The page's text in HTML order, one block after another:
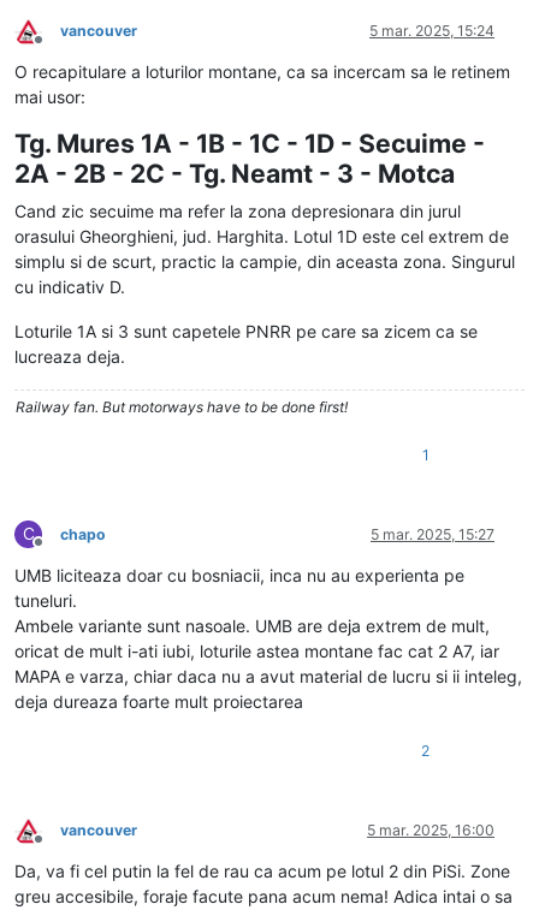
Deconectat
vancouver 5 mar. 2025, 15:24
O recapitulare a loturilor montane, ca sa incercam sa le retinem
mai usor:
Tg. Mures 1A - 1B - 1C - 1D - Secuime -
2A - 2B - 2C - Tg. Neamt - 3 - Motca
Cand zic secuime ma refer la zona depresionara din jurul
orasului Gheorghieni, jud. Harghita. Lotul 1D este cel extrem de
simplu si de scurt, practic la campie, din aceasta zona. Singurul
cu indicativ D.
Loturile 1A si 3 sunt capetele PNRR pe care sa zicem ca se
lucreaza deja.
Railway fan. But motorways have to be done first!
1
C
Deconectat
chapo 5 mar. 2025, 15:27
UMB liciteaza doar cu bosniacii, inca nu au experienta pe
tuneluri.
Ambele variante sunt nasoale. UMB are deja extrem de mult,
oricat de mult i-ati iubi, loturile astea montane fac cat 2 A7, iar
MAPA e varza, chiar daca nu a avut material de lucru si ii inteleg,
deja dureaza foarte mult proiectarea
2
Deconectat
vancouver 5 mar. 2025, 16:00
Da, va fi cel putin la fel de rau ca acum pe lotul 2 din PiSi. Zone
greu accesibile, foraje facute pana acum nema! Adica intai o sa